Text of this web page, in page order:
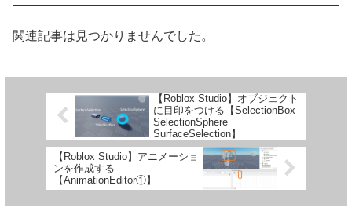
関連記事は見つかりませんでした。
【Roblox Studio】オブジェクト
に目印をつける【SelectionBox
SelectionSphere
SurfaceSelection】
【Roblox Studio】アニメーショ
ンを作成する
【AnimationEditor①】